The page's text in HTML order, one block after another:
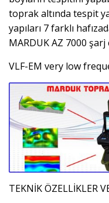
toprak altında tespit
yapıları 7 farklı
MARDUK AZ 7000
VLF-EM very low
TEKNİK ÖZELLİKLER